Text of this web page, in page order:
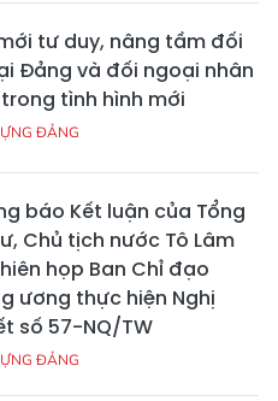
tư duy, nâng tầm đối
Đảng và đối ngoại nhân
tình hình mới
ĐẢNG
báo Kết luận của Tổng
Chủ tịch nước Tô Lâm
họp Ban Chỉ đạo
ương thực hiện Nghị
số 57-NQ/TW
ĐẢNG